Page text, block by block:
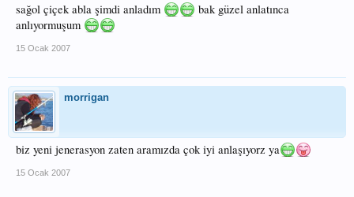
sağol çiçek abla şimdi anladım
bak güzel anlatınca
anlıyormuşum
15 Ocak 2007
morrigan
biz yeni jenerasyon zaten aramızda çok iyi anlaşıyorz ya
15 Ocak 2007